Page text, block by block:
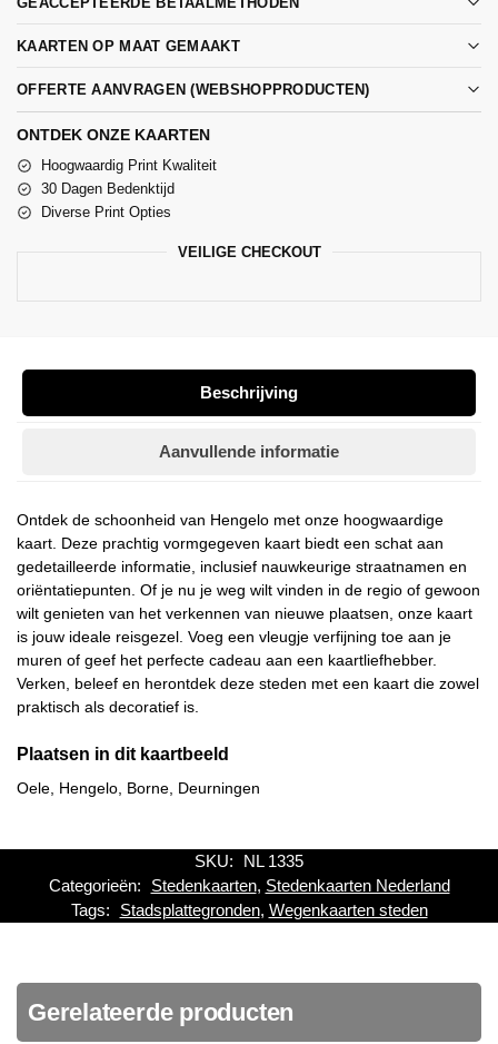
KAARTEN OP MAAT GEMAAKT
OFFERTE AANVRAGEN (WEBSHOPPRODUCTEN)
ONTDEK ONZE KAARTEN
Hoogwaardig Print Kwaliteit
30 Dagen Bedenktijd
Diverse Print Opties
VEILIGE CHECKOUT
Beschrijving
Aanvullende informatie
Ontdek de schoonheid van Hengelo met onze hoogwaardige
kaart. Deze prachtig vormgegeven kaart biedt een schat aan
gedetailleerde informatie, inclusief nauwkeurige straatnamen en
oriëntatiepunten. Of je nu je weg wilt vinden in de regio of gewoon
wilt genieten van het verkennen van nieuwe plaatsen, onze kaart
is jouw ideale reisgezel. Voeg een vleugje verfijning toe aan je
muren of geef het perfecte cadeau aan een kaartliefhebber.
Verken, beleef en herontdek deze steden met een kaart die zowel
praktisch als decoratief is.
Plaatsen in dit kaartbeeld
Oele, Hengelo, Borne, Deurningen
SKU:
NL 1335
Categorieën:
Stedenkaarten, Stedenkaarten Nederland
Tags:
Stadsplattegronden, Wegenkaarten steden
Gerelateerde producten